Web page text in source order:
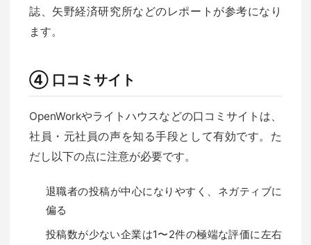
誌、矢野経済研究所などのレポートが参考になり
ます。
④ 口コミサイト
OpenWorkやライトハウスなどの口コミサイトは、
社員・元社員の声を知る手段として有効です。た
だし以下の点に注意が必要です。
退職者の投稿が中心になりやすく、ネガティブに
偏る
投稿数が少ない企業は1〜2件の極端な評価に左右